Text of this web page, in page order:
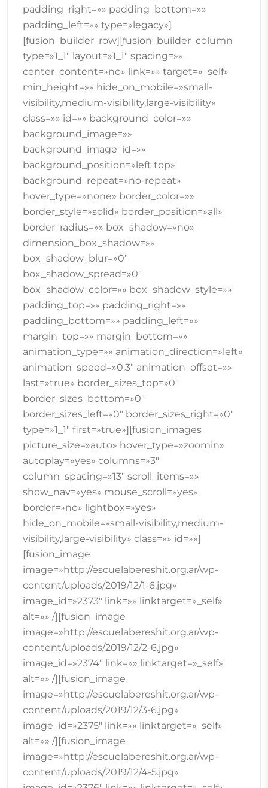
padding_right=»» padding_bottom=»»
padding_left=»» type=»legacy»]
[fusion_builder_row][fusion_builder_column
type=»1_1″ layout=»1_1″ spacing=»»
center_content=»no» link=»» target=»_self»
min_height=»» hide_on_mobile=»small-
visibility,medium-visibility,large-visibility»
class=»» id=»» background_color=»»
background_image=»»
background_image_id=»»
background_position=»left top»
background_repeat=»no-repeat»
hover_type=»none» border_color=»»
border_style=»solid» border_position=»all»
border_radius=»» box_shadow=»no»
dimension_box_shadow=»»
box_shadow_blur=»0″
box_shadow_spread=»0″
box_shadow_color=»» box_shadow_style=»»
padding_top=»» padding_right=»»
padding_bottom=»» padding_left=»»
margin_top=»» margin_bottom=»»
animation_type=»» animation_direction=»left»
animation_speed=»0.3″ animation_offset=»»
last=»true» border_sizes_top=»0″
border_sizes_bottom=»0″
border_sizes_left=»0″ border_sizes_right=»0″
type=»1_1″ first=»true»][fusion_images
picture_size=»auto» hover_type=»zoomin»
autoplay=»yes» columns=»3″
column_spacing=»13″ scroll_items=»»
show_nav=»yes» mouse_scroll=»yes»
border=»no» lightbox=»yes»
hide_on_mobile=»small-visibility,medium-
visibility,large-visibility» class=»» id=»»]
[fusion_image
image=»http://escuelabereshit.org.ar/wp-
content/uploads/2019/12/1-6.jpg»
image_id=»2373″ link=»» linktarget=»_self»
alt=»» /][fusion_image
image=»http://escuelabereshit.org.ar/wp-
content/uploads/2019/12/2-6.jpg»
image_id=»2374″ link=»» linktarget=»_self»
alt=»» /][fusion_image
image=»http://escuelabereshit.org.ar/wp-
content/uploads/2019/12/3-6.jpg»
image_id=»2375″ link=»» linktarget=»_self»
alt=»» /][fusion_image
image=»http://escuelabereshit.org.ar/wp-
content/uploads/2019/12/4-5.jpg»